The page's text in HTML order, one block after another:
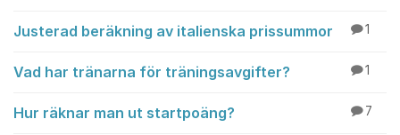
Justerad beräkning av italienska prissummor 1
Vad har tränarna för träningsavgifter? 1
Hur räknar man ut startpoäng? 7